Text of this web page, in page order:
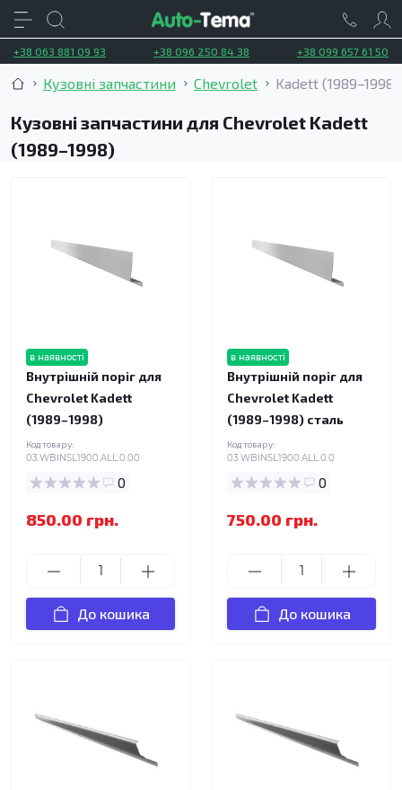
+38 063 881 09 93 +38 096 250 84 38 +38 099 657 61 50
Кузовні запчастини Chevrolet Kadett (1989–1998)
Кузовні запчастини для Chevrolet Kadett
(1989–1998)
в наявності
Внутрішній поріг для
Chevrolet Kadett
(1989–1998)
Код товару:
03.WBINSL1900.ALL.0.00
0
850.00 грн.
До кошика
в наявності
Внутрішній поріг для
Chevrolet Kadett
(1989–1998) сталь
Код товару:
03.WBINSL1900.ALL.0.0
0
750.00 грн.
До кошика